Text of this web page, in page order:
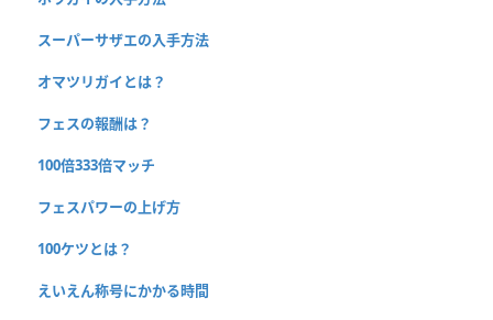
スーパーサザエの入手方法
オマツリガイとは？
フェスの報酬は？
100倍333倍マッチ
フェスパワーの上げ方
100ケツとは？
えいえん称号にかかる時間